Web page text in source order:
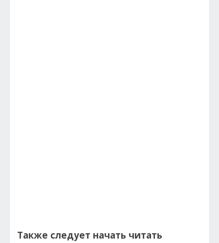
Также следует начать читать